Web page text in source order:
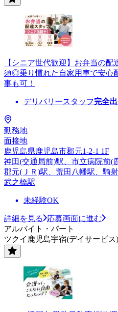
【シニア世代歓迎】お弁当の
須◎乗り慣れた自家用車で安心
事も可！
デリバリースタッフ完全
勤務地
面接地
鹿児島県鹿児島市郡元1-2-1 1F
神田(交通局前)駅、市立病院前(
郡元(ＪＲ)駅、荒田八幡駅、騎
武之橋駅
未経験OK
詳細を見る
応募画面に進む
アルバイト・パート
ツクイ鹿児島宇宿(デイサービス)